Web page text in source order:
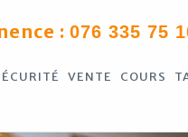
:076 335 75
VENTE COURS